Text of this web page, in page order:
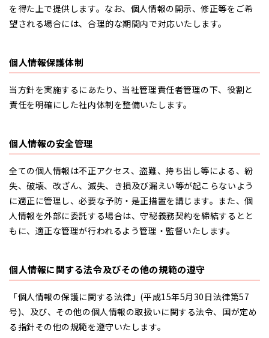
を得た上で提供します。なお、個人情報の開示、修正等をご希
望される場合には、合理的な期間内で対応いたします。
個人情報保護体制
当方針を実施するにあたり、当社管理責任者管理の下、役割と
責任を明確にした社内体制を整備いたします。
個人情報の安全管理
全ての個人情報は不正アクセス、盗難、持ち出し等による、紛
失、破壊、改ざん、滅失、き損及び漏えい等が起こらないよう
に適正に管理し、必要な予防・是正措置を講じます。また、個
人情報を外部に委託する場合は、守秘義務契約を締結するとと
もに、適正な管理が行われるよう管理・監督いたします。
個人情報に関する法令及びその他の規範の遵守
「個人情報の保護に関する法律」(平成15年5月30日法律第57
号)、及び、その他の個人情報の取扱いに関する法令、国が定め
る指針その他の規範を遵守いたします。